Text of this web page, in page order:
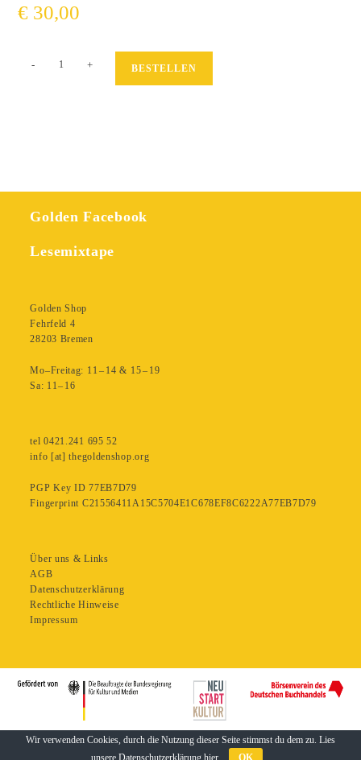
€ 30,00
- + BESTELLEN
Golden Facebook
Lesemixtape
Golden Shop
Fehrfeld 4
28203 Bremen
Mo–Freitag: 11 – 14 & 15 – 19
Sa: 11– 16
tel 0421.241 695 52
info [at] thegoldenshop.org
PGP Key ID 77EB7D79
Fingerprint C21556411A15C5704E1C678EF8C6222A77EB7D79
Über uns & Links
AGB
Datenschutzerklärung
Rechtliche Hinweise
Impressum
Wir verwenden Cookies, durch die Nutzung dieser Seite stimmst du dem zu. Lies
unsere Datenschutzerklärung hier OK